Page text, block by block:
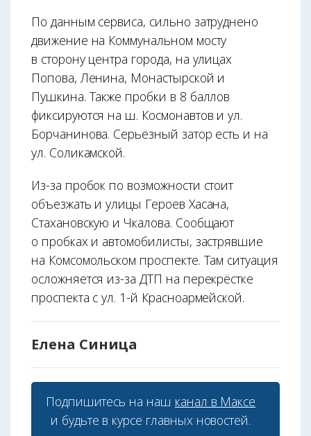
По данным сервиса, сильно затруднено
движение на Коммунальном мосту
в сторону центра города, на улицах
Попова, Ленина, Монастырской и
Пушкина. Также пробки в 8 баллов
фиксируются на ш. Космонавтов и ул.
Борчанинова. Серьёзный затор есть и на
ул. Соликамской.
Из-за пробок по возможности стоит
объезжать и улицы Героев Хасана,
Стахановскую и Чкалова. Сообщают
о пробках и автомобилисты, застрявшие
на Комсомольском проспекте. Там ситуация
осложняется из-за ДТП на перекрёстке
проспекта с ул. 1-й Красноармейской.
Елена Синица
Подпишитесь на наш канал в Максе
и будьте в курсе главных новостей.